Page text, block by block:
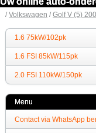
/Volkswagen /Golf V (5)
1.6 75kW/102pk
1.6 FSI 85kW/115pk
2.0 FSI 110kW/150pk
Menu
Contact via WhatsApp